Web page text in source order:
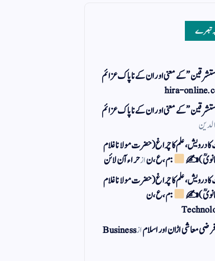
تبصرے
” کے معنی اور ان کے نا پاک عزائم
hira-
” کے معنی اور ان کے نا پاک عزائم
درویش، علم کا چراغ(حضرت مولانا غلام
: م ، ع ، نازحراء آن لائن
درویش، علم کا چراغ(حضرت مولانا غلام
: م ، ع ، ن
فرضی معاشی اڑان اور اسلامازBusiness